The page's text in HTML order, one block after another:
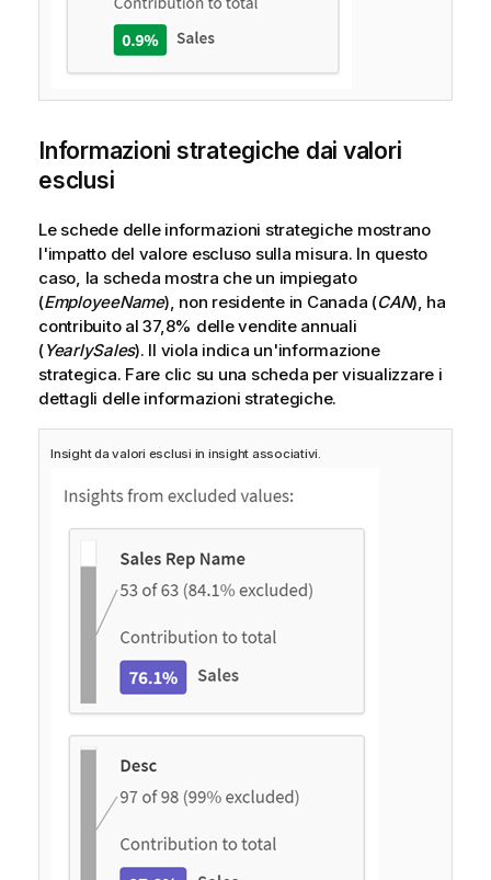
Informazioni strategiche dai valori
esclusi
Le schede delle informazioni strategiche mostrano
l'impatto del valore escluso sulla misura. In questo
caso, la scheda mostra che un impiegato
(EmployeeName), non residente in Canada (CAN), ha
contribuito al 37,8% delle vendite annuali
(YearlySales). Il viola indica un'informazione
strategica. Fare clic su una scheda per visualizzare i
dettagli delle informazioni strategiche.
Insight da valori esclusi in insight associativi.